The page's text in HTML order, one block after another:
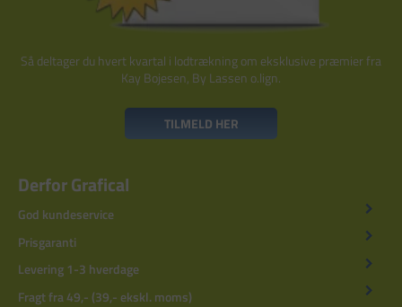
Så deltager du hvert kvartal i lodtrækning om eksklusive præmier fra
Kay Bojesen, By Lassen o.lign.
TILMELD HER
Derfor Grafical
God kundeservice
Prisgaranti
Levering 1-3 hverdage
Fragt fra 49,- (39,- ekskl. moms)